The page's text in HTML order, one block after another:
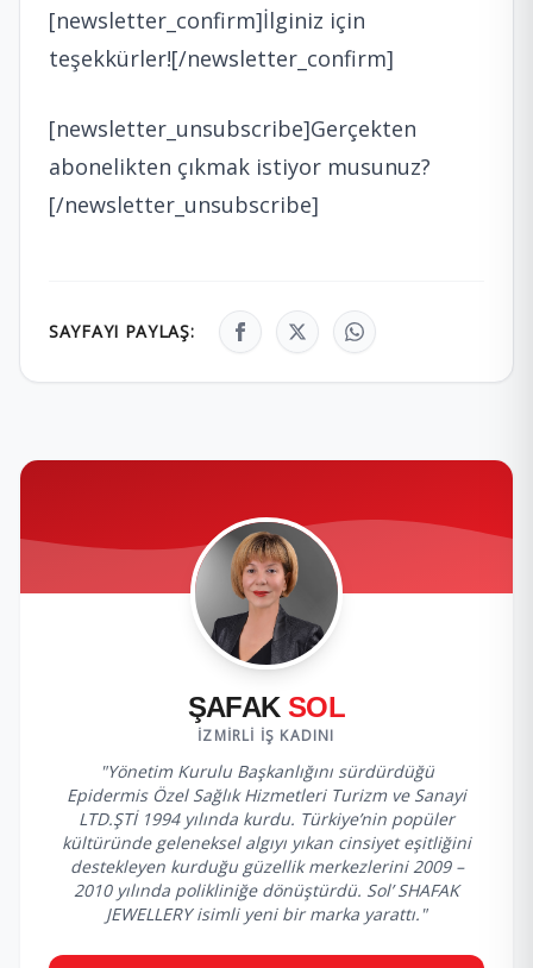
[newsletter_confirm]İlginiz için
teşekkürler![/newsletter_confirm]
[newsletter_unsubscribe]Gerçekten
abonelikten çıkmak istiyor musunuz?
[/newsletter_unsubscribe]
SAYFAYI PAYLAŞ:
ŞAFAKSOL
İZMIRLI İŞ KADINI
"Yönetim Kurulu Başkanlığını sürdürdüğü
Epidermis Özel Sağlık Hizmetleri Turizm ve Sanayi
LTD.ŞTİ 1994 yılında kurdu. Türkiye’nin popüler
kültüründe geleneksel algıyı yıkan cinsiyet eşitliğini
destekleyen kurduğu güzellik merkezlerini 2009 –
2010 yılında polikliniğe dönüştürdü. Sol’ SHAFAK
JEWELLERY isimli yeni bir marka yarattı."